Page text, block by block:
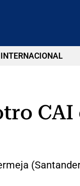
INTERNACIONAL
CAI